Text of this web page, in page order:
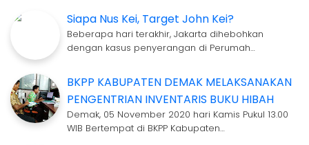
Siapa Nus Kei, Target John Kei?
Beberapa hari terakhir, Jakarta dihebohkan
dengan kasus penyerangan di Perumah…
BKPP KABUPATEN DEMAK MELAKSANAKAN
PENGENTRIAN INVENTARIS BUKU HIBAH
Demak, 05 November 2020 hari Kamis Pukul 13.00
WIB Bertempat di BKPP Kabupaten…